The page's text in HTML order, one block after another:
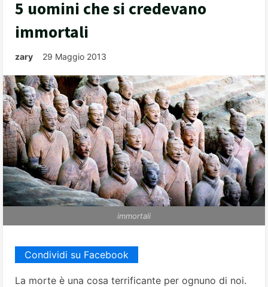
5 uomini che si credevano
immortali
zary 29 Maggio 2013
immortali
Condividi su Facebook
La morte è una cosa terrificante per ognuno di noi.